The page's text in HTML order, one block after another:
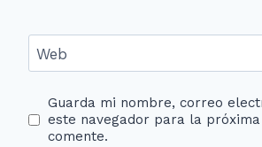
Web
Guarda mi nombre, correo
este navegador para la próxima
comente.